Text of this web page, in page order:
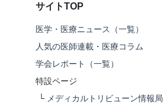
サイトTOP
医学・医療ニュース（一覧）
人気の医師連載・医療コラム
学会レポート（一覧）
特設ページ
└ メディカルトリビューン情報局